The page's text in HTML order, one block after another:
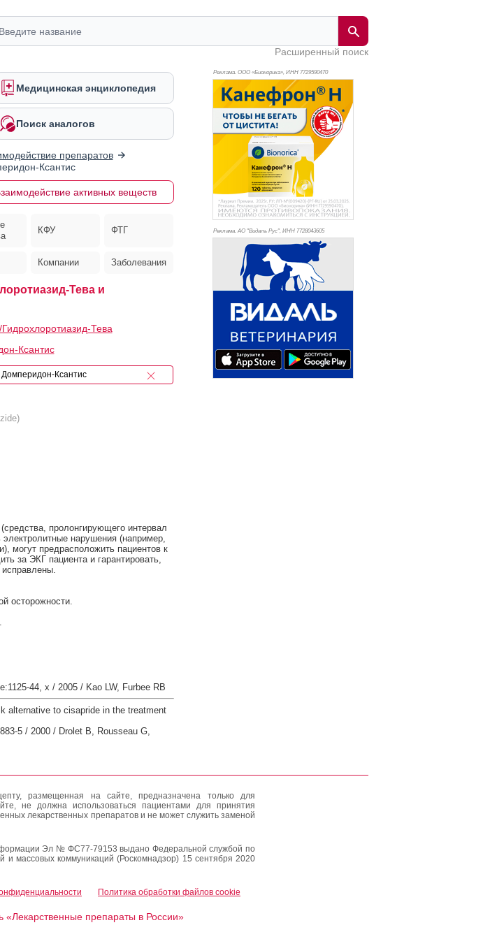
Расширенный поиск
Медицинская энциклопедия
Поиск аналогов
препаратов
Ксантис
активных веществ
КФУ ФТГ
Компании Заболевания
Тева и
Тева
Ксантис
пролонгирующего интервал
нарушения (например,
могут предрасположить пациентов к
за ЭКГ пациента и гарантировать,
осторожности.
44, x / 2005 / Kao LW, Furbee RB
alternative to cisapride in the treatment
5 / 2000 / Drolet B, Rousseau G,
Реклама. ООО «Бионорика», ИНН 7729590470
Реклама. АО "Видаль Рус", ИНН 7728043605
размещенная на сайте, предназначена только для
не должна использоваться пациентами для принятия
лекарственных препаратов и не может служить заменой
Эл № ФС77-79153 выдано Федеральной службой по
массовых коммуникаций (Роскомнадзор) 15 сентября 2020
Политика обработки файлов cookie
препараты в России»